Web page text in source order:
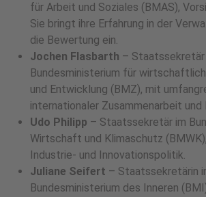
für Arbeit und Soziales (BMAS),
Sie bringt ihre Erfahrung in der
die Bewertung ein.
Jochen Flasbarth – Staatssekretär
Bundesministerium für
und Entwicklung (BMZ), mit
internationaler Zusammenarbeit und
Udo Philipp – Staatssekretär im
Wirtschaft und Klimaschutz
Industrie- und Innovationspolitik.
Juliane Seifert – Staatssekretärin
Bundesministerium des Inneren